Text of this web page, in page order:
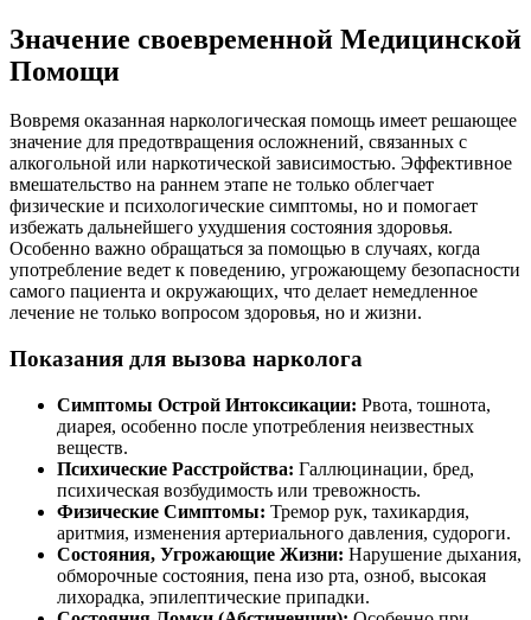
Значение своевременной Медицинской
Помощи
Вовремя оказанная наркологическая помощь имеет решающее
значение для предотвращения осложнений, связанных с
алкогольной или наркотической зависимостью. Эффективное
вмешательство на раннем этапе не только облегчает
физические и психологические симптомы, но и помогает
избежать дальнейшего ухудшения состояния здоровья.
Особенно важно обращаться за помощью в случаях, когда
употребление ведет к поведению, угрожающему безопасности
самого пациента и окружающих, что делает немедленное
лечение не только вопросом здоровья, но и жизни.
Показания для вызова нарколога
Симптомы Острой Интоксикации: Рвота, тошнота,
диарея, особенно после употребления неизвестных
веществ.
Психические Расстройства: Галлюцинации, бред,
психическая возбудимость или тревожность.
Физические Симптомы: Тремор рук, тахикардия,
аритмия, изменения артериального давления, судороги.
Состояния, Угрожающие Жизни: Нарушение дыхания,
обморочные состояния, пена изо рта, озноб, высокая
лихорадка, эпилептические припадки.